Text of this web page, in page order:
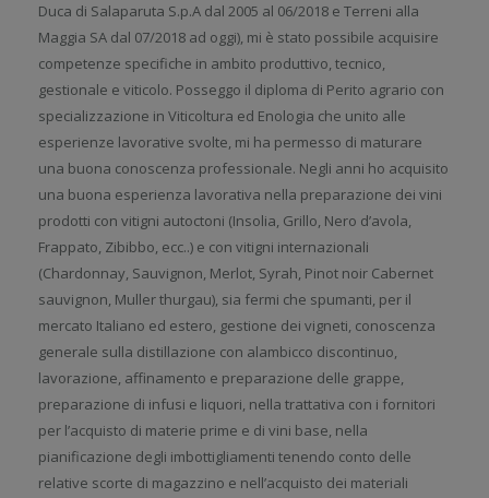
Duca di Salaparuta S.p.A dal 2005 al 06/2018 e Terreni alla
Maggia SA dal 07/2018 ad oggi), mi è stato possibile acquisire
competenze specifiche in ambito produttivo, tecnico,
gestionale e viticolo. Posseggo il diploma di Perito agrario con
specializzazione in Viticoltura ed Enologia che unito alle
esperienze lavorative svolte, mi ha permesso di maturare
una buona conoscenza professionale. Negli anni ho acquisito
una buona esperienza lavorativa nella preparazione dei vini
prodotti con vitigni autoctoni (Insolia, Grillo, Nero d’avola,
Frappato, Zibibbo, ecc..) e con vitigni internazionali
(Chardonnay, Sauvignon, Merlot, Syrah, Pinot noir Cabernet
sauvignon, Muller thurgau), sia fermi che spumanti, per il
mercato Italiano ed estero, gestione dei vigneti, conoscenza
generale sulla distillazione con alambicco discontinuo,
lavorazione, affinamento e preparazione delle grappe,
preparazione di infusi e liquori, nella trattativa con i fornitori
per l’acquisto di materie prime e di vini base, nella
pianificazione degli imbottigliamenti tenendo conto delle
relative scorte di magazzino e nell’acquisto dei materiali